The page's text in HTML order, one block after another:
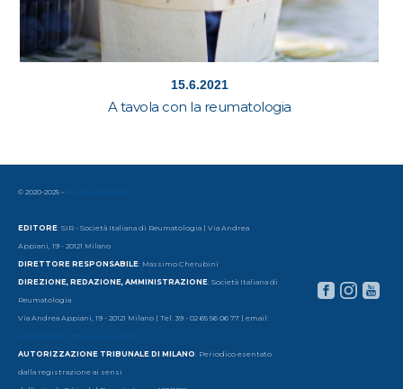
15.6.2021
A tavola con la reumatologia
© 2020-2025 – Privacy & Cookie
EDITORE: SIR - Società Italiana di Reumatologia | Via Andrea
Appiani, 19 - 20121 Milano
DIRETTORE RESPONSABILE: Massimo Cherubini
DIREZIONE, REDAZIONE, AMMINISTRAZIONE: Società Italiana di
Reumatologia
Via Andrea Appiani, 19 - 20121 Milano | Tel. 39 - 02 65 56 06 77 | email:
redazione@sirtv.it www.sirtv.it
AUTORIZZAZIONE TRIBUNALE DI MILANO: Periodico esentato
dalla registrazione ai sensi